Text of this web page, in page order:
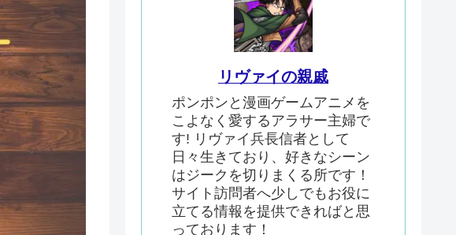
リヴァイの親戚
ポンポンと漫画ゲームアニメを
こよなく愛するアラサー主婦で
す! リヴァイ兵長信者として
日々生きており、好きなシーン
はジークを切りまくる所です！
サイト訪問者へ少しでもお役に
立てる情報を提供できればと思
っております！